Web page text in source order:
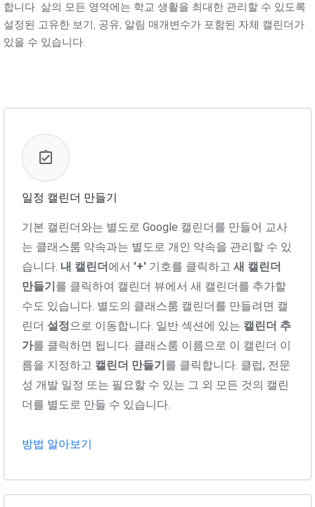
합니다. 삶의 모든 영역에는 학교 생활을 최대한 관리할 수 있도록
설정된 고유한 보기, 공유, 알림 매개변수가 포함된 자체 캘린더가
있을 수 있습니다.
일정 캘린더 만들기
기본 캘린더와는 별도로 Google 캘린더를 만들어 교사
는 클래스룸 약속과는 별도로 개인 약속을 관리할 수 있
습니다. 내 캘린더에서 '+' 기호를 클릭하고 새 캘린더
만들기를 클릭하여 캘린더 뷰에서 새 캘린더를 추가할
수도 있습니다. 별도의 클래스룸 캘린더를 만들려면 캘
린더 설정으로 이동합니다. 일반 섹션에 있는 캘린더 추
가를 클릭하면 됩니다. 클래스룸 이름으로 이 캘린더 이
름을 지정하고 캘린더 만들기를 클릭합니다. 클럽, 전문
성 개발 일정 또는 필요할 수 있는 그 외 모든 것의 캘린
더를 별도로 만들 수 있습니다.
방법 알아보기